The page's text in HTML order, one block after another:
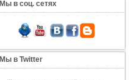
Мы в соц. сетях
Мы в Twitter